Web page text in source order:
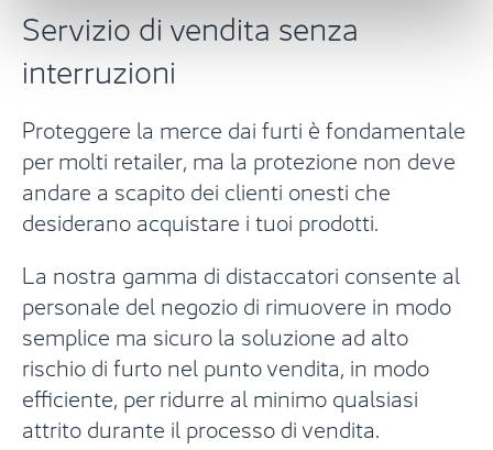
Servizio di vendita senza
interruzioni
Proteggere la merce dai furti è fondamentale
per molti retailer, ma la protezione non deve
andare a scapito dei clienti onesti che
desiderano acquistare i tuoi prodotti.
La nostra gamma di distaccatori consente al
personale del negozio di rimuovere in modo
semplice ma sicuro la soluzione ad alto
rischio di furto nel punto vendita, in modo
efficiente, per ridurre al minimo qualsiasi
attrito durante il processo di vendita.